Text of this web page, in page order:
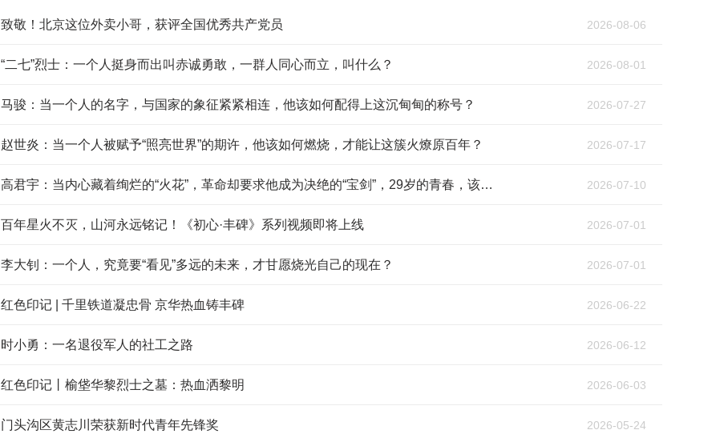
致敬！北京这位外卖小哥，获评全国优秀共产党员 2026-08-06
“二七”烈士：一个人挺身而出叫赤诚勇敢，一群人同心而立，叫什么？ 2026-08-01
马骏：当一个人的名字，与国家的象征紧紧相连，他该如何配得上这沉甸甸的称号？ 2026-07-27
赵世炎：当一个人被赋予“照亮世界”的期许，他该如何燃烧，才能让这簇火燎原百年？ 2026-07-17
高君宇：当内心藏着绚烂的“火花”，革命却要求他成为决绝的“宝剑”，29岁的青春，该如何两全？ 2026-07-10
百年星火不灭，山河永远铭记！《初心·丰碑》系列视频即将上线 2026-07-01
李大钊：一个人，究竟要“看见”多远的未来，才甘愿烧光自己的现在？ 2026-07-01
红色印记 | 千里铁道凝忠骨 京华热血铸丰碑 2026-06-22
时小勇：一名退役军人的社工之路 2026-06-12
红色印记丨榆垡华黎烈士之墓：热血洒黎明 2026-06-03
门头沟区黄志川荣获新时代青年先锋奖 2026-05-24